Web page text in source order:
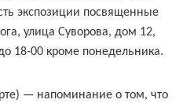
экспозиции посвященные
улица Суворова, дом 12,
18-00 кроме понедельника.
— напоминание о том, что